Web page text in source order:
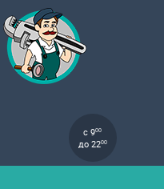
с 900
до 2200